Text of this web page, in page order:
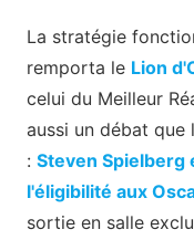
La stratégie
remporta le Lion
celui du Meilleur
aussi un débat
: Steven
l'éligibilité aux
sortie en salle